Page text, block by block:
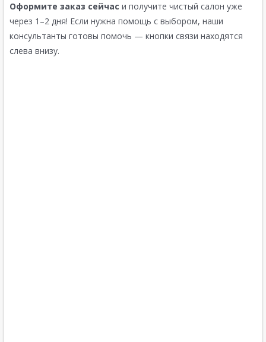
Оформите заказ сейчас и получите чистый салон уже
через 1–2 дня! Если нужна помощь с выбором, наши
консультанты готовы помочь — кнопки связи находятся
слева внизу.